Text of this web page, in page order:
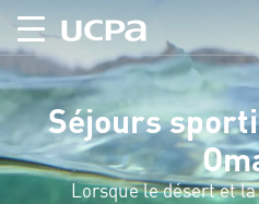
Séjours
Lorsque le désert et